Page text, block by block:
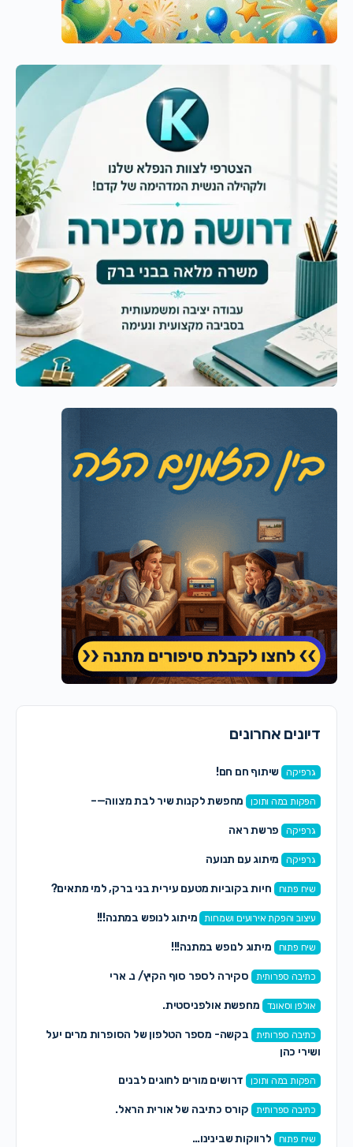
דיונים אחרונים
גרפיקה שיתוף חם חם!
הפקות במה ותוכן מחפשת לקנות שיר לבת מצווה—–
גרפיקה פרשת ראה
גרפיקה מיתוג עם תנועה
שיח פתוח חיות בקוביות מטעם עירית בני ברק, למי מתאים?
עיצוב והפקת אירועים ושמחות מיתוג לנופש במתנה!!!
שיח פתוח מיתוג לנופש במתנה!!!
כתיבה ספרותית סקירה לספר סוף הקיץ/ נ. ארי
אולפן וסאונד מחפשת אולפניסטית.
כתיבה ספרותית
בקשה- מספר הטלפון של הסופרות מרים יעל
ושירי כהן
הפקות במה ותוכן דרושים מורים לחוגים לבנים
כתיבה ספרותית קורס כתיבה של אורית הראל.
שיח פתוח לרווקות שבינינו…